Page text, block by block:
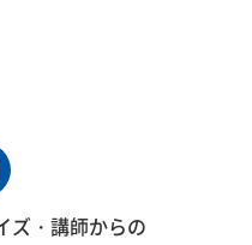
ズ・講師からの